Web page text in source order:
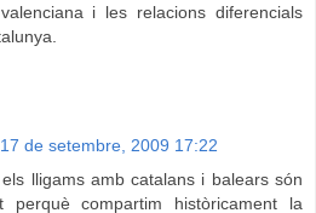
i les relacions diferencials
17 de setembre, 2009 17:22
els lligams amb catalans i balears són
perquè compartim històricament la